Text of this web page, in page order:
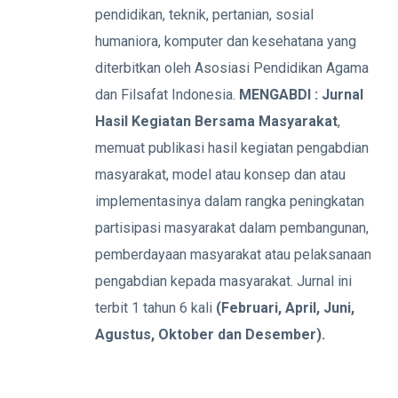
pendidikan, teknik, pertanian, sosial
humaniora, komputer dan kesehatana yang
diterbitkan oleh Asosiasi Pendidikan Agama
dan Filsafat Indonesia. MENGABDI : Jurnal
Hasil Kegiatan Bersama Masyarakat,
memuat publikasi hasil kegiatan pengabdian
masyarakat, model atau konsep dan atau
implementasinya dalam rangka peningkatan
partisipasi masyarakat dalam pembangunan,
pemberdayaan masyarakat atau pelaksanaan
pengabdian kepada masyarakat. Jurnal ini
terbit 1 tahun 6 kali (Februari, April, Juni,
Agustus, Oktober dan Desember).